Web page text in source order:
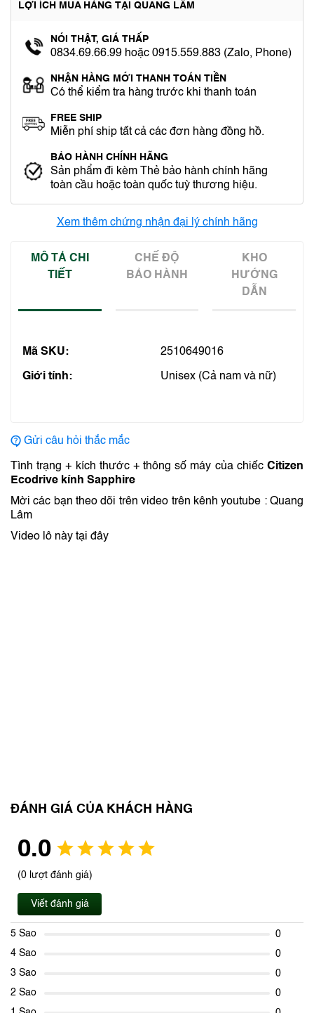
LỢI ÍCH MUA HÀNG TẠI QUANG LÂM
NÓI THẬT, GIÁ THẤP
0834.69.66.99 hoặc 0915.559.883 (Zalo, Phone)
NHẬN HÀNG MỚI THANH TOÁN TIỀN
Có thể kiểm tra hàng trước khi thanh toán
FREE SHIP
Miễn phí ship tất cả các đơn hàng đồng hồ.
BẢO HÀNH CHÍNH HÃNG
Sản phẩm đi kèm Thẻ bảo hành chính hãng
toàn cầu hoặc toàn quốc tuỳ thương hiệu.
Xem thêm chứng nhận đại lý chính hãng
MÔ TẢ CHI
TIẾT
CHẾ ĐỘ
BẢO HÀNH
KHO
HƯỚNG
DẪN
Mã SKU: 2510649016
Giới tính: Unisex (Cả nam và nữ)
Gửi câu hỏi thắc mắc
Tình trạng + kích thước + thông số máy của chiếc Citizen
Ecodrive kính Sapphire
Mời các bạn theo dõi trên video trên kênh youtube : Quang
Lâm
Video lô này tại đây
ĐÁNH GIÁ CỦA KHÁCH HÀNG
0.0
(0 lượt đánh giá)
Viết đánh giá
5 Sao
0
4 Sao
0
3 Sao
0
2 Sao
0